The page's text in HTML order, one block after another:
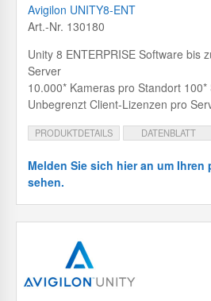
Avigilon UNITY8-ENT
Art.-Nr. 130180
Unity 8 ENTERPRISE Software bis
Server
10.000* Kameras pro Standort
Unbegrenzt Client-Lizenzen pro
PRODUKTDETAILS DATENBLATT
Melden Sie sich hier an um Ihren
sehen.